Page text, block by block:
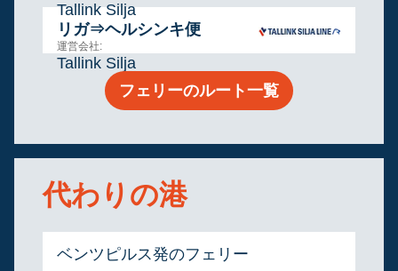
Tallink Silja
リガ⇒ヘルシンキ便
運営会社:
Tallink Silja
フェリーのルート一覧
代わりの港
ベンツピルス発のフェリー